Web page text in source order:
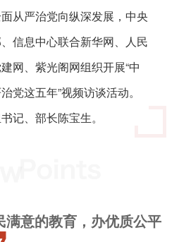
从严治党向纵深发展，中央
信息中心联合新华网、人民
网、紫光阁网组织开展“中
党这五年”视频访谈活动。
记、部长陈宝生。
满意的教育，办优质公平